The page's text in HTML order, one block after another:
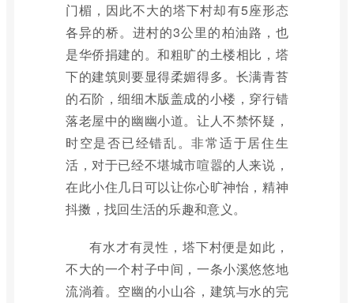
门楣，因此不大的塔下村却有5座形态
各异的桥。进村的3公里的柏油路，也
是华侨捐建的。和粗旷的土楼相比，塔
下的建筑则要显得柔媚得多。长满青苔
的石阶，细细木版盖成的小楼，穿行错
落老屋中的幽幽小道。让人不禁怀疑，
时空是否已经错乱。非常适于居住生
活，对于已经不堪城市喧嚣的人来说，
在此小住几日可以让你心旷神怡，精神
抖擞，找回生活的乐趣和意义。
有水才有灵性，塔下村便是如此，
不大的一个村子中间，一条小溪悠悠地
流淌着。空幽的小山谷，建筑与水的完